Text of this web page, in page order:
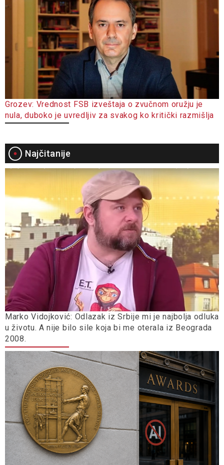
Grozev: Vrednost FSB izveštaja o zvučnom oružju je
nula, duboko je uvredljiv za svakog ko kritički razmišlja
Najčitanije
Marko Vidojković: Odlazak iz Srbije mi je najbolja odluka
u životu. A nije bilo sile koja bi me oterala iz Beograda
2008.